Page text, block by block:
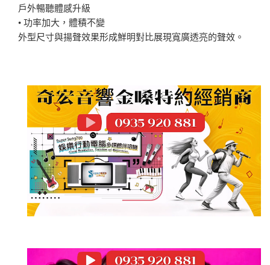
戶外暢聽體感升級
• 功率加大，體積不變
外型尺寸與揚聲效果形成鮮明對比展現寬廣透亮的聲效。